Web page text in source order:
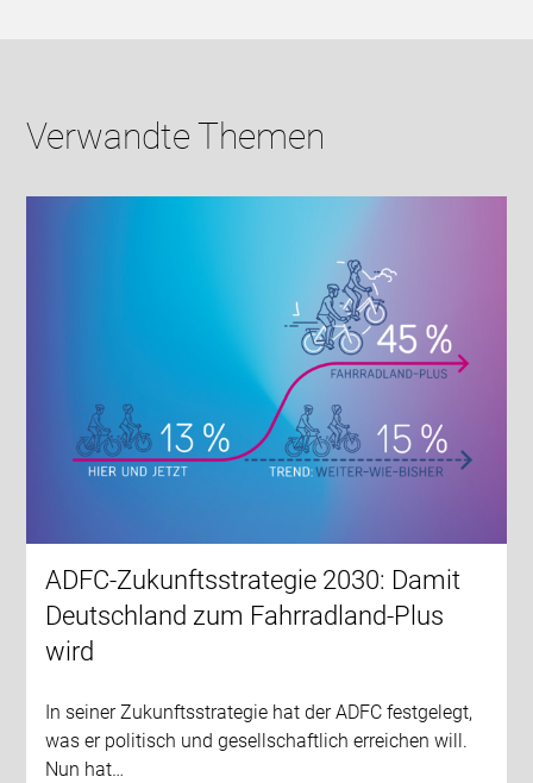
Verwandte Themen
ADFC-Zukunftsstrategie 2030: Damit
Deutschland zum Fahrradland-Plus
wird
In seiner Zukunftsstrategie hat der ADFC festgelegt,
was er politisch und gesellschaftlich erreichen will.
Nun hat…